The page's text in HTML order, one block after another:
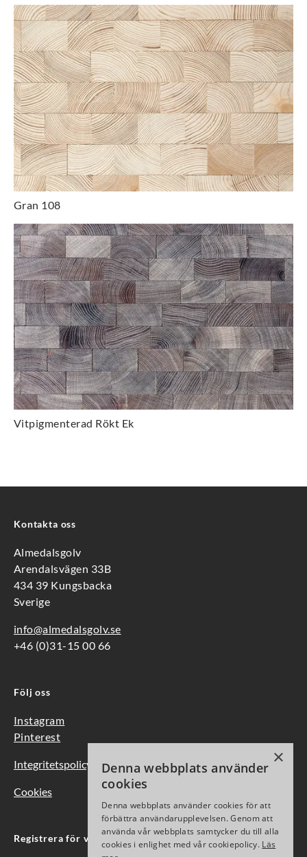
Gran 108
Vitpigmenterad Rökt Ek
Kontakta oss
Almedalsgolv
Arendalsvägen 33B
434 39 Kungsbacka
Sverige
info@almedalsgolv.se
+46 (0)31-15 00 66
Följ oss
Instagram
Pinterest
Integritetspolicy
Cookies
Registrera för vårt nyhetsbrev
×
Denna webbplats använder
cookies
Denna webbplats använder cookies för att
förbättra användarupplevelsen. Genom att
använda vår webbplats samtycker du till alla
cookies i enlighet med vår cookiepolicy. Läs